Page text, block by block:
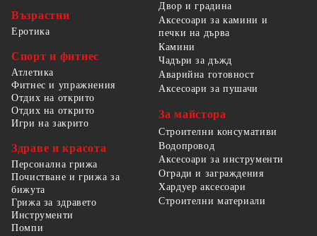
Възрастни
Еротика
Спорт и фитнес
Атлетика
Фитнес и упражнения
Отдих на открито
Отдих на открито
Игри на закрито
Здраве и красота
Персонална грижа
Почистване и грижа за
бижута
Грижа за здравето
Двор и градина
Аксесоари за камини и
печки на дърва
Камини
Чадъри за дъжд
Аварийна готовност
Аксесоари за пушачи
За майстора
Строителни консумативи
Водопровод
Аксесоари за инструменти
Огради и заграждения
Хардуер аксесоари
Строителни материали
Инструменти
Помпи